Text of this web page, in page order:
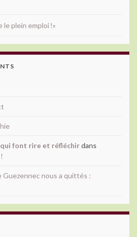
le plein emploi !»
font rire et réfléchirdans
Guezennec nous a quittés :